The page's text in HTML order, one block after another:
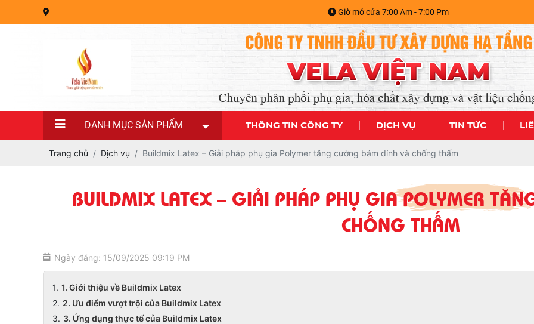
Giờ mở cửa 7:00 Am - 7:00 Pm
DANH MỤC SẢN PHẨM THÔNG TIN CÔNG TY DỊCH VỤ TIN TỨC
Trang chủ Dịch vụ Buildmix Latex – Giải pháp phụ gia Polymer tăng cường bám dính và chống thấm
BUILDMIX LATEX – GIẢI PHÁP PHỤ GIA POLYMER
CHỐNG THẤM
Ngày đăng: 15/09/2025 09:19 PM
1. Giới thiệu về Buildmix Latex
2. Ưu điểm vượt trội của Buildmix Latex
3. Ứng dụng thực tế của Buildmix Latex